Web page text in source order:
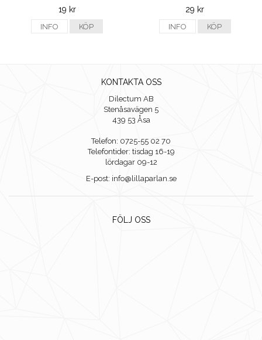
19 kr
INFO KÖP
29 kr
INFO KÖP
KONTAKTA OSS
Dilectum AB
Stenåsavägen 5
439 53 Åsa
Telefon: 0725-55 02 70
Telefontider: tisdag 16-19
lördagar 09-12
E-post: info@lillaparlan.se
FÖLJ OSS